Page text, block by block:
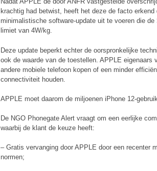
krachtig had betwist, heeft het deze de facto
minimalistische software-update uit te voeren die
limiet van 4W/kg.
Deze update beperkt echter de oorspronkelijke
ook de waarde van de toestellen. APPLE eigenaars
andere mobiele telefoon kopen of een minder
connectiviteit houden.
APPLE moet daarom de miljoenen iPhone 12-
De NGO Phonegate Alert vraagt om een eerlijke
waarbij de klant de keuze heeft:
– Gratis vervanging door APPLE door een recenter
normen;